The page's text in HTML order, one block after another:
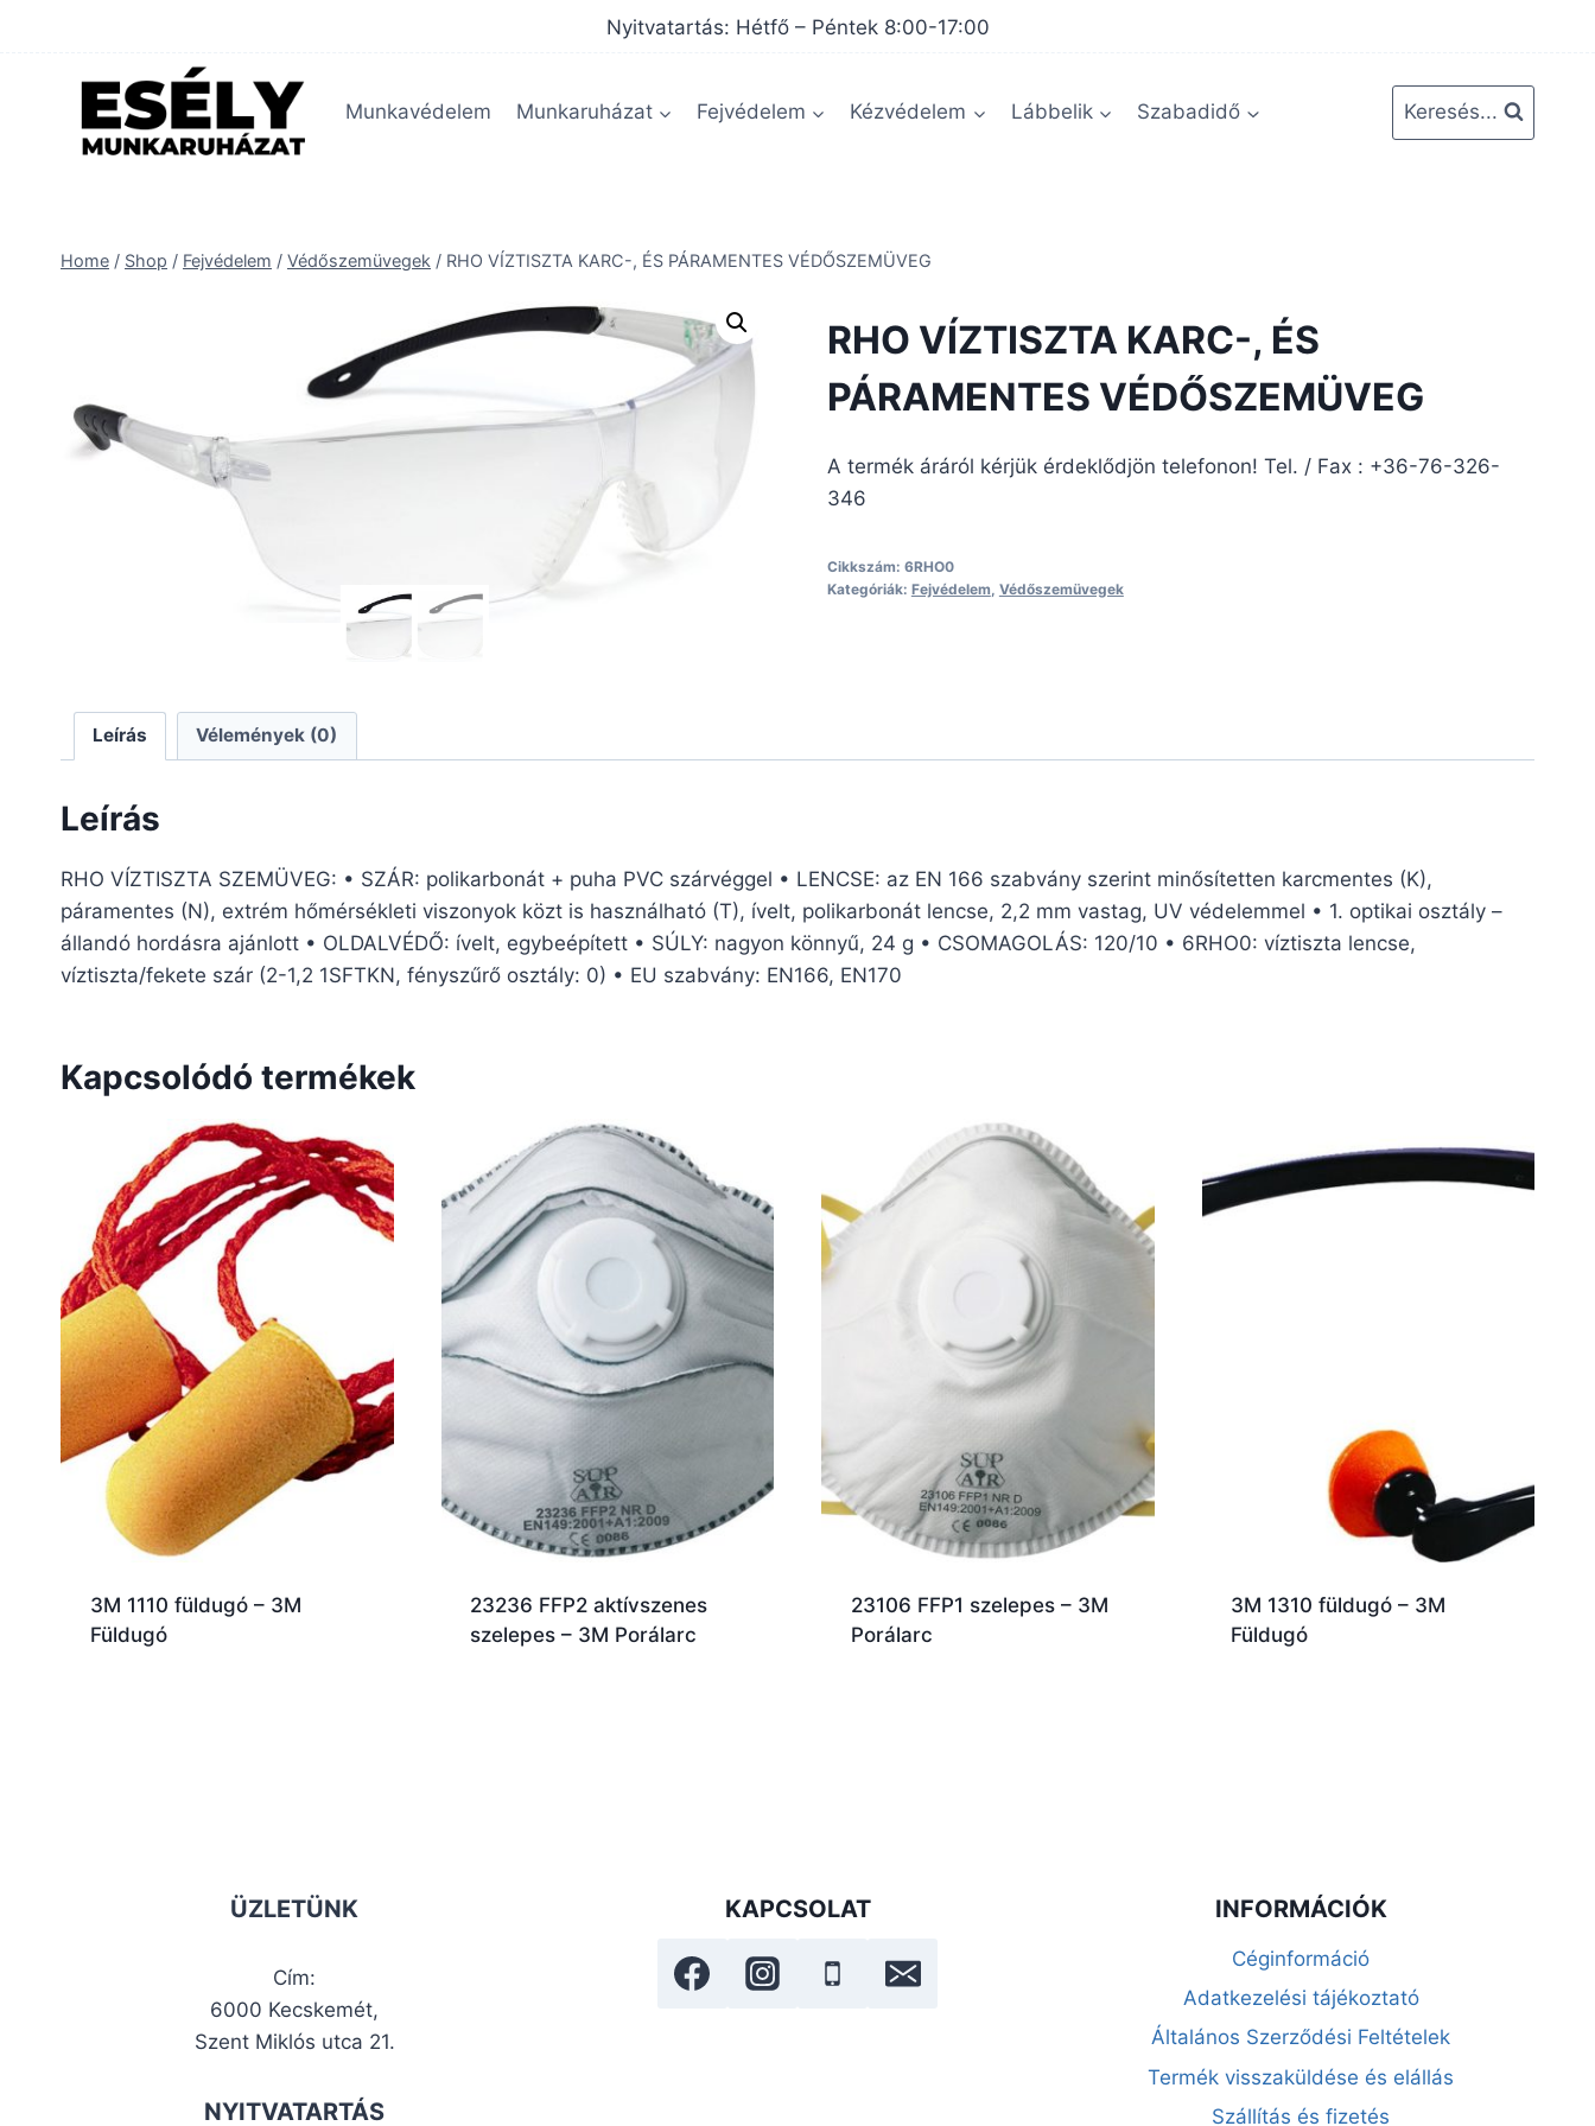
Nyitvatartás: Hétfő – Péntek 8:00-17:00
Munkavédelem Munkaruházat Fejvédelem Kézvédelem Lábbelik Szabadidő Keresés...
Home / Shop / Fejvédelem / Védőszemüvegek / RHO VÍZTISZTA KARC-, ÉS PÁRAMENTES VÉDŐSZEMÜVEG
RHO VÍZTISZTA KARC-, ÉS
PÁRAMENTES VÉDŐSZEMÜVEG
A termék áráról kérjük érdeklődjön telefonon! Tel. / Fax : +36-76-326-
346
Cikkszám: 6RHO0
Kategóriák: Fejvédelem Védőszemüvegek
Leírás Vélemények (0)
Leírás
RHO VÍZTISZTA SZEMÜVEG: • SZÁR: polikarbonát + puha PVC szárvéggel • LENCSE: az EN 166 szabvány szerint minősítetten karcmentes (K),
páramentes (N), extrém hőmérsékleti viszonyok közt is használható (T), ívelt, polikarbonát lencse, 2,2 mm vastag, UV védelemmel • 1. optikai osztály –
állandó hordásra ajánlott • OLDALVÉDŐ: ívelt, egybeépített • SÚLY: nagyon könnyű, 24 g • CSOMAGOLÁS: 120/10 • 6RHO0: víztiszta lencse,
víztiszta/fekete szár (2-1,2 1SFTKN, fényszűrő osztály: 0) • EU szabvány: EN166, EN170
Kapcsolódó termékek
3M 1110 füldugó – 3M
Füldugó
23236 FFP2 aktívszenes
szelepes – 3M Porálarc
23106 FFP1 szelepes – 3M
Porálarc
3M 1310 füldugó – 3M
Füldugó
ÜZLETÜNK
Cím:
6000 Kecskemét,
Szent Miklós utca 21.
NYITVATARTÁS
KAPCSOLAT INFORMÁCIÓK
Céginformáció
Adatkezelési tájékoztató
Általános Szerződési Feltételek
Termék visszaküldése és elállás
Szállítás és fizetés